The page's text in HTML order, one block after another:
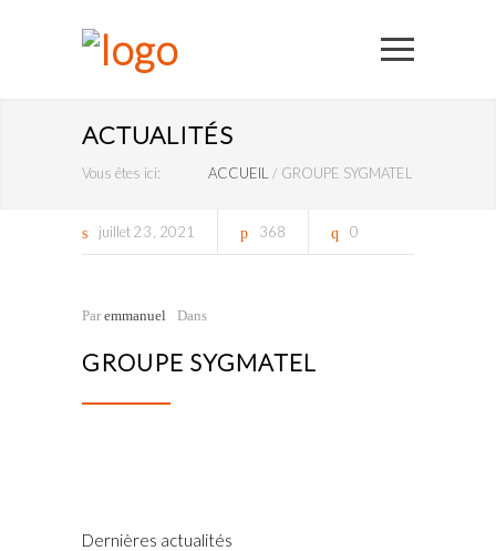
ACTUALITÉS
Vous êtes ici: ACCUEIL / GROUPE SYGMATEL
juillet23 2021 368 0
Par emmanuel Dans
GROUPE SYGMATEL
Dernières actualités